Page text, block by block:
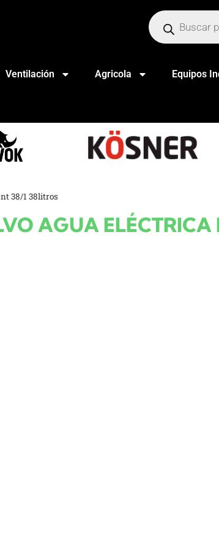
Ventilación Agricola Equipos
38/1 38litros
AGUA